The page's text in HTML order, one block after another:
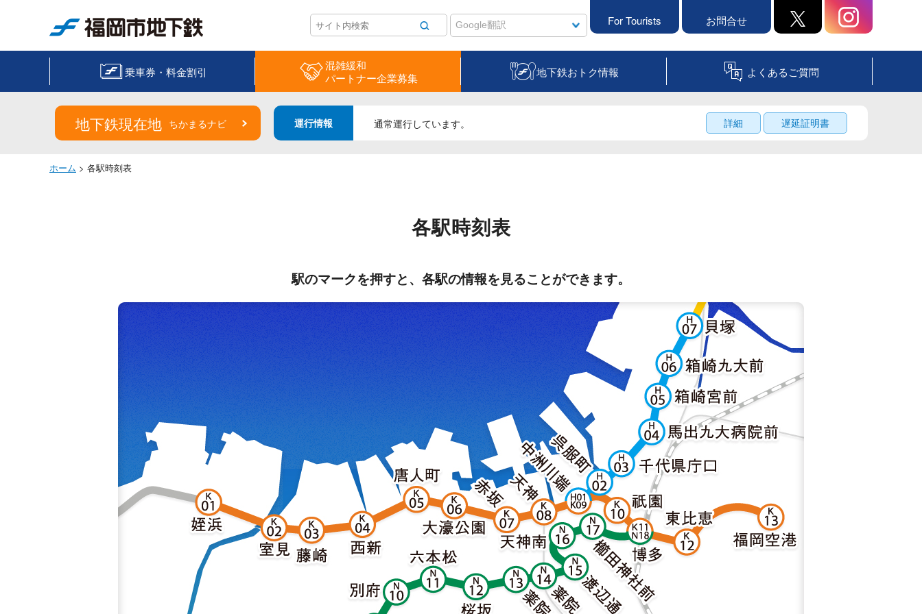
For Tourists お問合せ
乗車券・料金割引
混雑緩和
パートナー企業募集
地下鉄おトク情報 よくあるご質問
地下鉄現在地 ちかまるナビ 運行情報 通常運行しています。 詳細 遅延証明書
ホーム > 各駅時刻表
各駅時刻表
駅のマークを押すと、 各駅の情報を見ることができます。